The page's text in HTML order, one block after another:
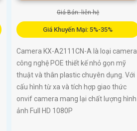
Giá Bán: liên hệ
Giá Khuyến Mại: 5%-35%
Camera KX-A2111CN-A là loại camera
công nghệ POE thiết kế nhỏ gọn mỹ
thuật và thân plastic chuyên dụng. Với
cấu hình từ xa và tích hợp giao thức
onvif camera mang lại chất lượng hình
ảnh Full HD 1080P